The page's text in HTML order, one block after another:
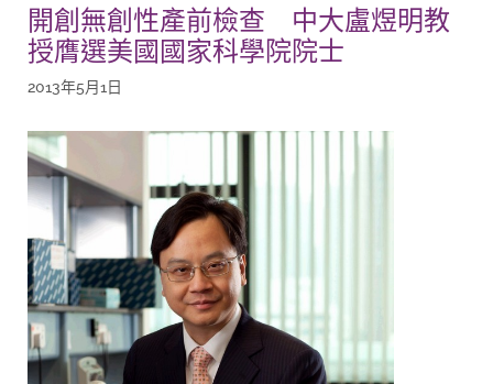
開創無創性產前檢查 中大盧煜明教
授膺選美國國家科學院院士
2013年5月1日